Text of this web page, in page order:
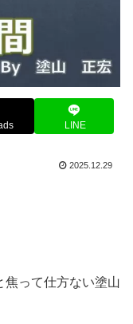
LINE
2025.12.29
焦って仕方ない塗山